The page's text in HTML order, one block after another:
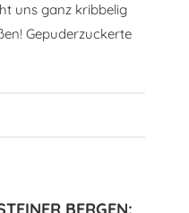
uns ganz kribbelig
Gepuderzuckerte